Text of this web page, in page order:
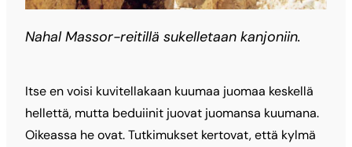
Nahal Massor-reitillä sukelletaan kanjoniin.
Itse en voisi kuvitellakaan kuumaa juomaa keskellä
hellettä, mutta beduiinit juovat juomansa kuumana.
Oikeassa he ovat. Tutkimukset kertovat, että kylmä